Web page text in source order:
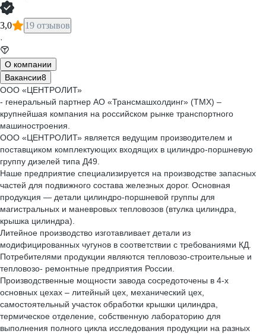
3,0 19 отзывов
·
О компании
Вакансии8
ООО «ЦЕНТРОЛИТ»
- генеральный партнер АО «Трансмашхолдинг» (ТМХ) –
крупнейшая компания на российском рынке транспортного
машиностроения.
ООО «ЦЕНТРОЛИТ» является ведущим производителем и
поставщиком комплектующих входящих в цилиндро-поршневую
группу дизелей типа Д49.
Наше предприятие специализируется на производстве запасных
частей для подвижного состава железных дорог. Основная
продукция — детали цилиндро-поршневой группы для
магистральных и маневровых тепловозов (втулка цилиндра,
крышка цилиндра).
Литейное производство изготавливает детали из
модифицированных чугунов в соответствии с требованиями КД.
Потребителями продукции являются тепловозо-строительные и
тепловозо- ремонтные предприятия России.
Производственные мощности завода сосредоточены в 4-х
основных цехах – литейный цех, механический цех,
самостоятельный участок обработки крышки цилиндра,
термическое отделение, собственную лабораторию для
выполнения полного цикла исследования продукции на разных